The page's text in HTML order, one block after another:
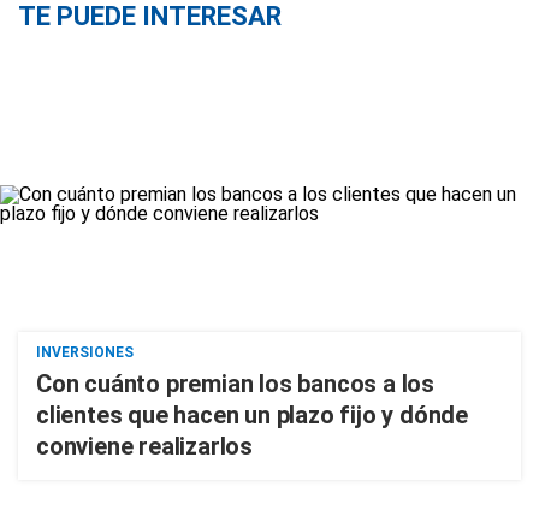
TE PUEDE INTERESAR
INVERSIONES
Con cuánto premian los bancos a los
clientes que hacen un plazo fijo y dónde
conviene realizarlos